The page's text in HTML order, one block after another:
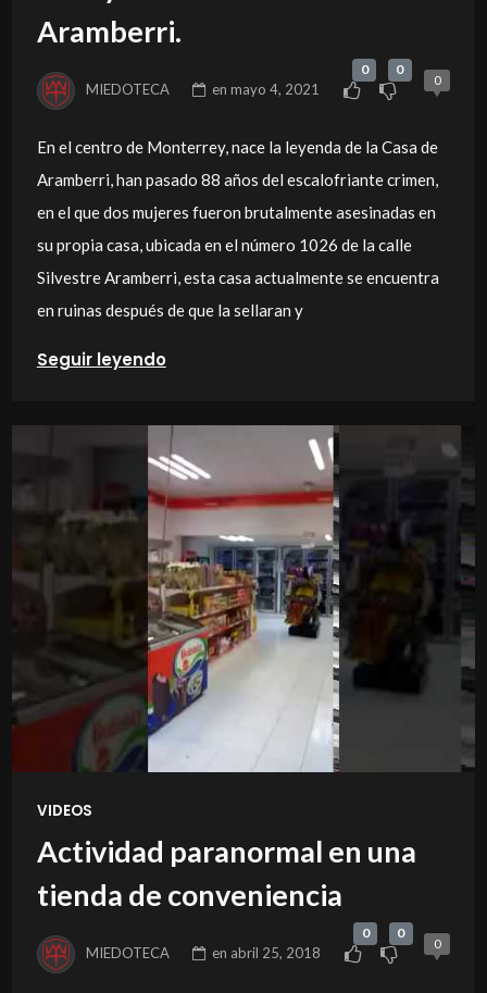
Aramberri.
MIEDOTECA enmayo 4, 2021
0 0
0
En el centro de Monterrey, nace la leyenda de la Casa de
Aramberri, han pasado 88 años del escalofriante crimen,
en el que dos mujeres fueron brutalmente asesinadas en
su propia casa, ubicada en el número 1026 de la calle
Silvestre Aramberri, esta casa actualmente se encuentra
en ruinas después de que la sellaran y
Seguir leyendo
VIDEOS
Actividad paranormal en una
tienda de conveniencia
MIEDOTECA en abril 25, 2018
0 0
0